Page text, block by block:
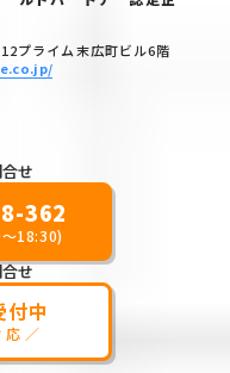
プライム末広町ビル6階
せ
362
18:30)
せ
付中
／